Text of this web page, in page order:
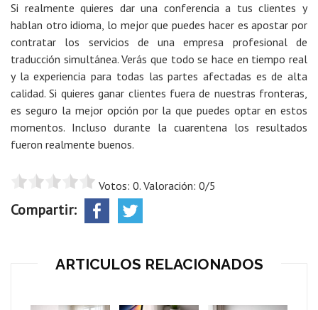
Si realmente quieres dar una conferencia a tus clientes y
hablan otro idioma, lo mejor que puedes hacer es apostar por
contratar los servicios de una empresa profesional de
traducción simultánea. Verás que todo se hace en tiempo real
y la experiencia para todas las partes afectadas es de alta
calidad. Si quieres ganar clientes fuera de nuestras fronteras,
es seguro la mejor opción por la que puedes optar en estos
momentos. Incluso durante la cuarentena los resultados
fueron realmente buenos.
Votos: 0. Valoración: 0/5
Compartir:
ARTICULOS RELACIONADOS